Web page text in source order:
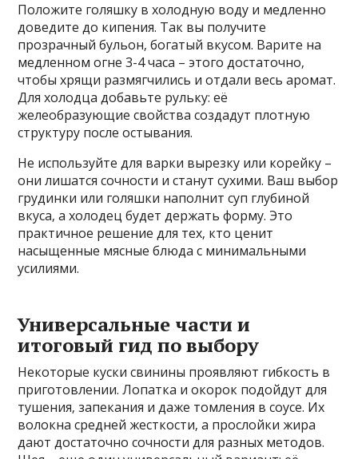
Положите голяшку в холодную воду и медленно
доведите до кипения. Так вы получите
прозрачный бульон‚ богатый вкусом. Варите на
медленном огне 3-4 часа – этого достаточно‚
чтобы хрящи размягчились и отдали весь аромат.
Для холодца добавьте рульку: её
желеобразующие свойства создадут плотную
структуру после остывания.
Не используйте для варки вырезку или корейку –
они лишатся сочности и станут сухими. Ваш выбор
грудинки или голяшки наполнит суп глубиной
вкуса‚ а холодец будет держать форму. Это
практичное решение для тех‚ кто ценит
насыщенные мясные блюда с минимальными
усилиями.
Универсальные части и
итоговый гид по выбору
Некоторые куски свинины проявляют гибкость в
приготовлении. Лопатка и окорок подойдут для
тушения‚ запекания и даже томления в соусе. Их
волокна средней жесткости‚ а прослойки жира
дают достаточно сочности для разных методов.